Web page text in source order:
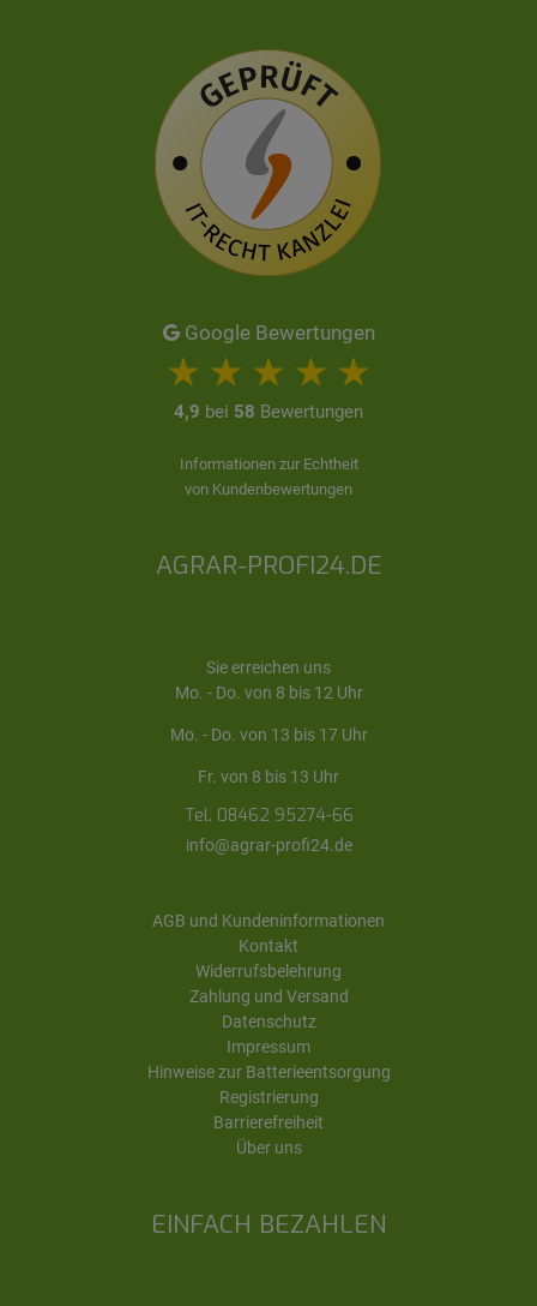
EINFACH BEZAHLEN
Google Bewertungen
4,9 bei 58 Bewertungen
Informationen zur Echtheit
von Kundenbewertungen
AGRAR-PROFI24.DE
Sie erreichen uns
Mo. - Do. von 8 bis 12 Uhr
Mo. - Do. von 13 bis 17 Uhr
Fr. von 8 bis 13 Uhr
Tel. 08462 95274-66
info@agrar-profi24.de
AGB und Kundeninformationen
Kontakt
Widerrufsbelehrung
Zahlung und Versand
Datenschutz
Impressum
Hinweise zur Batterieentsorgung
Registrierung
Barrierefreiheit
Über uns